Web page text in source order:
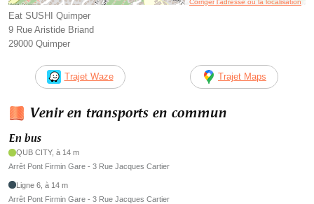
Corriger l’adresse ou la localisation
Eat SUSHI Quimper
9 Rue Aristide Briand
29000 Quimper
Trajet Waze Trajet Maps
Venir en transports en commun
En bus
QUB CITY, à 14 m
Arrêt Pont Firmin Gare - 3 Rue Jacques Cartier
Ligne 6, à 14 m
Arrêt Pont Firmin Gare - 3 Rue Jacques Cartier